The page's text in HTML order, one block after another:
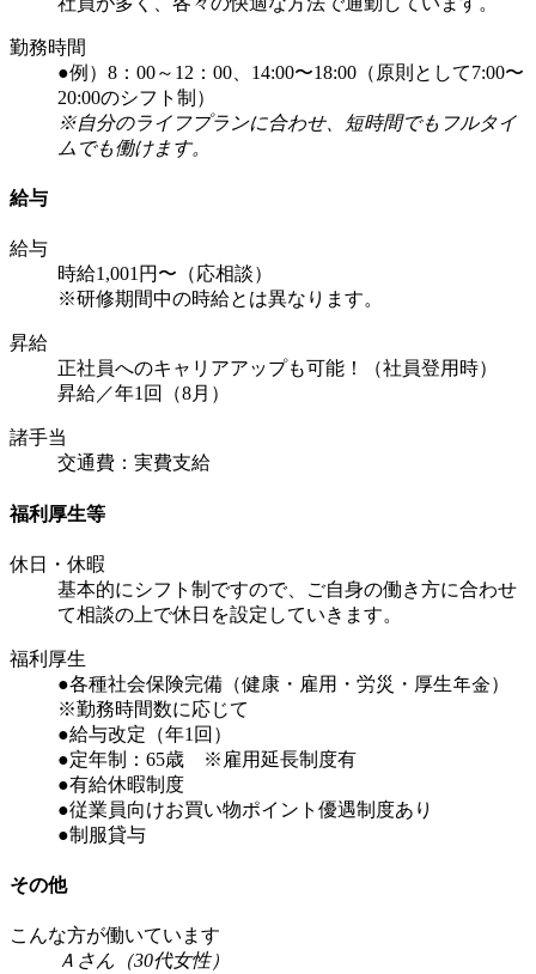
勤務時間
●例）8：00～12：00、14:00〜18:00（原則として7:00〜
20:00のシフト制）
※自分のライフプランに合わせ、短時間でもフルタイ
ムでも働けます。
給与
給与
時給1,001円〜（応相談）
※研修期間中の時給とは異なります。
昇給
正社員へのキャリアアップも可能！（社員登用時）
昇給／年1回（8月）
諸手当
交通費：実費支給
福利厚生等
休日・休暇
基本的にシフト制ですので、ご自身の働き方に合わせ
て相談の上で休日を設定していきます。
福利厚生
●各種社会保険完備（健康・雇用・労災・厚生年金）
※勤務時間数に応じて
●給与改定（年1回）
●定年制：65歳 ※雇用延長制度有
●有給休暇制度
●従業員向けお買い物ポイント優遇制度あり
●制服貸与
その他
こんな方が働いています
Ａさん（30代女性）